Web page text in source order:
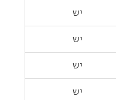
יש
יש
יש
יש